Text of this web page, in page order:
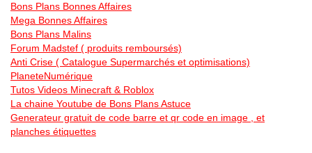
Bons Plans Bonnes Affaires
Mega Bonnes Affaires
Bons Plans Malins
Forum Madstef ( produits remboursés)
Anti Crise ( Catalogue Supermarchés et optimisations)
PlaneteNumérique
Tutos Videos Minecraft & Roblox
La chaine Youtube de Bons Plans Astuce
Generateur gratuit de code barre et qr code en image , et
planches étiquettes